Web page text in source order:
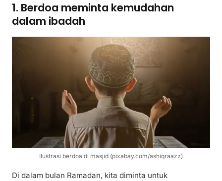
1. Berdoa meminta kemudahan
dalam ibadah
Ilustrasi berdoa di masjid (pixabay.com/ashiqraazz)
Di dalam bulan Ramadan, kita diminta untuk